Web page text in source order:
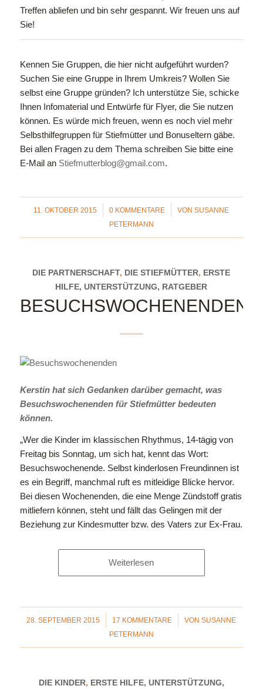
Treffen abliefen und bin sehr gespannt. Wir freuen uns auf
Sie!
Kennen Sie Gruppen, die hier nicht aufgeführt wurden?
Suchen Sie eine Gruppe in Ihrem Umkreis? Wollen Sie
selbst eine Gruppe gründen? Ich unterstütze Sie, schicke
Ihnen Infomaterial und Entwürfe für Flyer, die Sie nutzen
können. Es würde mich freuen, wenn es noch viel mehr
Selbsthilfegruppen für Stiefmütter und Bonuseltern gäbe.
Bei allen Fragen zu dem Thema schreiben Sie bitte eine
E-Mail an Stiefmutterblog@gmail.com.
11. OKTOBER 2015
/ 0 KOMMENTARE
/ VONSUSANNE
PETERMANN
DIE PARTNERSCHAFT, DIE STIEFMÜTTER, ERSTE
HILFE, UNTERSTÜTZUNG, RATGEBER
BESUCHSWOCHENENDEN
Kerstin hat sich Gedanken darüber gemacht, was
Besuchswochenenden für Stiefmütter bedeuten
können.
„Wer die Kinder im klassischen Rhythmus, 14-tägig von
Freitag bis Sonntag, um sich hat, kennt das Wort:
Besuchswochenende. Selbst kinderlosen Freundinnen ist
es ein Begriff, manchmal ruft es mitleidige Blicke hervor.
Bei diesen Wochenenden, die eine Menge Zündstoff gratis
mitliefern können, steht und fällt das Gelingen mit der
Beziehung zur Kindesmutter bzw. des Vaters zur Ex-Frau.
Weiterlesen
28. SEPTEMBER 2015
/ 17 KOMMENTARE
/ VONSUSANNE
PETERMANN
DIE KINDER, ERSTE HILFE, UNTERSTÜTZUNG,